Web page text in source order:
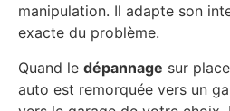
manipulation. Il adapte son
exacte du problème.
Quand le dépannage sur
auto est remorquée vers un